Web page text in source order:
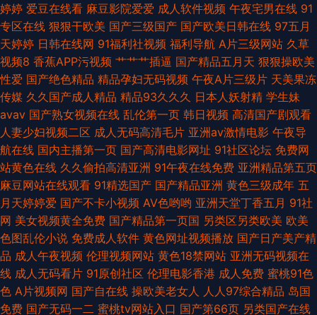
免费
婷婷 爱豆在线看 麻豆影院爱爱 成人软件视频 午夜宅男在线 91
专区在线 狠狠干欧美 国产三级国产 国产欧美日韩在线 97五月
天婷婷 日韩在线网 91福利社视频 福利导航 A片三级网站 久草
视频8 香蕉APP污视频 艹艹艹插逼 国产精品五月天 狠狠操欧美
性爱 国产绝色精品 精品孕妇无码视频 午夜A片三级片 天美果冻
传媒 久久国产成人精品 精品93久久久 日本人妖射精 学生妹
avav 国产熟女视频在线 乱伦第一页 韩日视频 高清国产剧观看
人妻少妇视频二区 成人无码高清毛片 亚洲av激情电影 午夜导
航在线 国内主播第一页 国产高清电影网址 91社区论坛 免费网
站黄色在线 久久偷拍高清亚洲 91午夜在线免费 亚洲精品第五页
麻豆网站在线观看 91精选国产 国产精品亚洲 黄色三级成年 五
月天婷婷爱 国产不卡小视频 AV色哟哟 亚洲天堂丁香五月 91社
网 美女视频黄全免费 国产精品第一页国 另类区另类欧美 欧美
色图乱伦小说 免费成人软件 黄色网址视频播放 国产日产美产精
品 成人午夜视频 伦理视频网站 黄色18禁网站 亚洲无码视频在
线 成人无码看片 91原创社区 伦理电影香港 成人免费 蜜桃91色
色 A片视频网 国产自在线 操欧美老女人 人人97综合精品 岛国
免费 国产无码一二 蜜桃tv网站入口 国产第66页 另类国产在线